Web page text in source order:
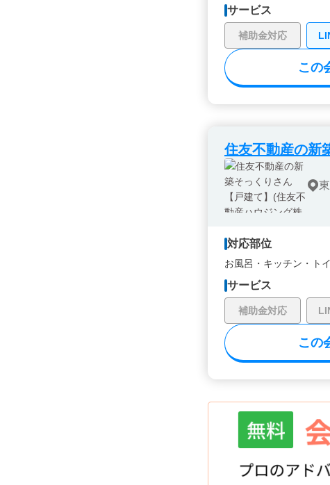
サービス
補助金対応
この
住友不動産の新
対応部位
お風呂・ キッチン・ ト
サービス
補助金対応
この